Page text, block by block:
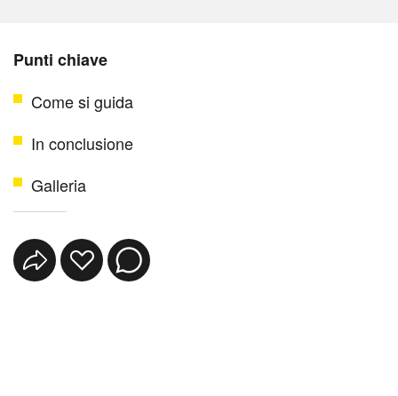
Punti chiave
Come si guida
In conclusione
Galleria